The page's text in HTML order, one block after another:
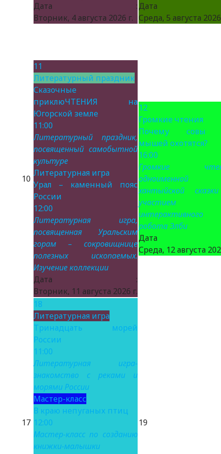
Дата :
Вторник, 4 августа 2026 г.
Дата
Среда, 5 августа
10
11
Литературный праздник
Сказочные
приклюЧТЕНИЯ на
Югорской земле
11:00
Литературный праздник,
посвященный самобытной
культуре
Литературная игра
Урал – каменный пояс
России
12:00
Литературная игра,
посвященная Уральским
горам – сокровищнице
полезных ископаемых.
Изучение коллекции
Дата :
Вторник, 11 августа 2026 г.
12
Громкие чтения
Почему совы
мышей охотятся?
16:00
Громкие
одноименной
хантыйской
участием
интерактивного
робота Элби
Дата
Среда, 12 августа
17
18
Литературная игра
Тринадцать морей
России
11:00
Литературная игра-
знакомство с реками и
морями России
Мастер-класс
В краю непуганых птиц
12:00
Мастер-класс по созданию
книжки-малышки
19